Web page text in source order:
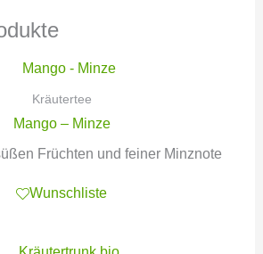
Kräutertee
Mango – Minze
Früchten und feiner Minznote
Wunschliste